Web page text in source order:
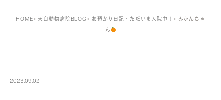
HOME 天白動物病院BLOG お預かり日記・ただいま入院中！ みかんちゃ
ん
2023.09.02